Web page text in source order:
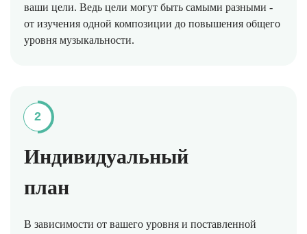
ваши цели. Ведь цели могут быть самыми разными -
от изучения одной композиции до повышения общего
уровня музыкальности.
2
Индивидуальный
план
В зависимости от вашего уровня и поставленной